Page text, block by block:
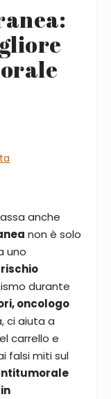
anche
non è solo
uno
durante
oncologo
ci aiuta a
carrello e
falsi miti sul